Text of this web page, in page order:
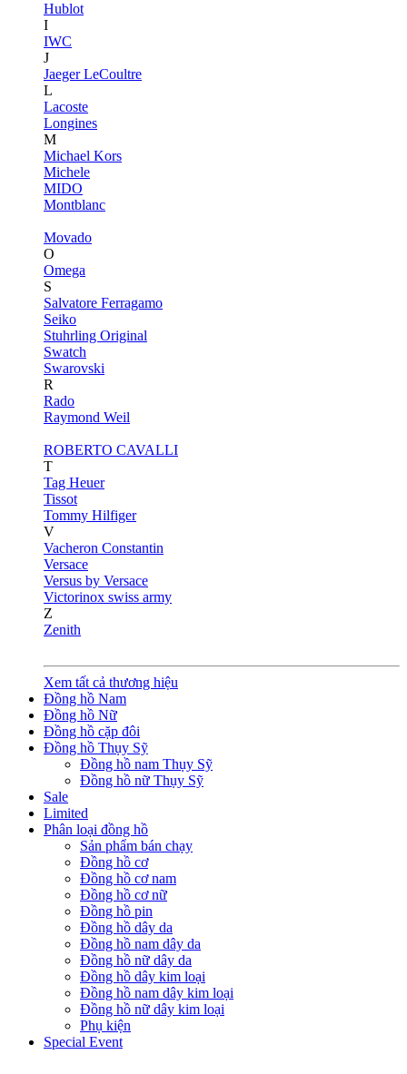
Hublot
I
IWC
J
Jaeger LeCoultre
L
Lacoste
Longines
M
Michael Kors
Michele
MIDO
Montblanc
Movado
O
Omega
S
Salvatore Ferragamo
Seiko
Stuhrling Original
Swatch
Swarovski
R
Rado
Raymond Weil
ROBERTO CAVALLI
T
Tag Heuer
Tissot
Tommy Hilfiger
V
Vacheron Constantin
Versace
Versus by Versace
Victorinox swiss army
Z
Zenith
Xem tất cả thương hiệu
Đồng hồ Nam
Đồng hồ Nữ
Đồng hồ cặp đôi
Đồng hồ Thụy Sỹ
Đồng hồ nam Thụy Sỹ
Đồng hồ nữ Thụy Sỹ
Sale
Limited
Phân loại đồng hồ
Sản phẩm bán chạy
Đồng hồ cơ
Đồng hồ cơ nam
Đồng hồ cơ nữ
Đồng hồ pin
Đồng hồ dây da
Đồng hồ nam dây da
Đồng hồ nữ dây da
Đồng hồ dây kim loại
Đồng hồ nam dây kim loại
Đồng hồ nữ dây kim loại
Phụ kiện
Special Event